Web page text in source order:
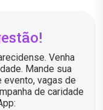
Venha
Mande sua
evento, vagas de
de caridade